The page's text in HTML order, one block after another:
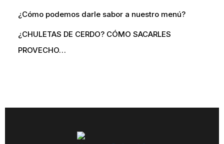
¿Cómo podemos darle sabor a nuestro menú?
¿CHULETAS DE CERDO? CÓMO SACARLES
PROVECHO…